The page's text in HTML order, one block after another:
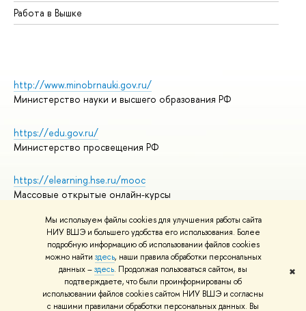
Мы используем файлы cookies для улучшения работы сайта
НИУ ВШЭ и большего удобства его использования. Более
подробную информацию об использовании файлов cookies
можно найти здесь, наши правила обработки персональных
данных –здесь. Продолжая пользоваться сайтом, вы
подтверждаете, что были проинформированы об
использовании файлов cookies сайтом НИУ ВШЭ и согласны
с нашими правилами обработки персональных данных. Вы
✖
Работа в Вышке
http://www.minobrnauki.gov.ru/
Министерство науки и высшего образования РФ
https://edu.gov.ru/
Министерство просвещения РФ
https://elearning.hse.ru/mooc
Массовые открытые онлайн-курсы
© НИУ ВШЭ 1993–2026
Адреса и контакты
Условия использования материалов
Политика конфиденциальности
Правила применения рекомендательных технологий в НИУ ВШЭ